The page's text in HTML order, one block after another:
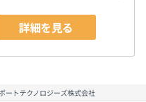
詳細を見る
ートテクノロジーズ株式会社